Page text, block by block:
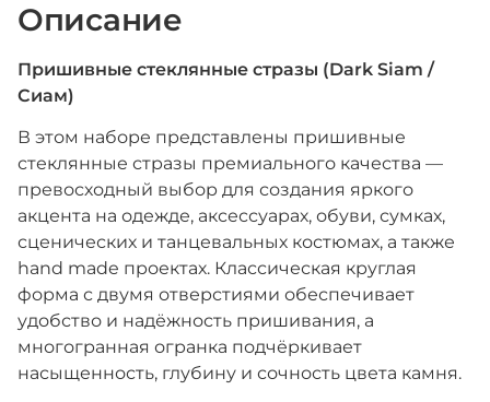
Описание
Пришивные стеклянные стразы (Dark Siam /
Сиам)
В этом наборе представлены пришивные
стеклянные стразы премиального качества —
превосходный выбор для создания яркого
акцента на одежде, аксессуарах, обуви, сумках,
сценических и танцевальных костюмах, а также
hand made проектах. Классическая круглая
форма с двумя отверстиями обеспечивает
удобство и надёжность пришивания, а
многогранная огранка подчёркивает
насыщенность, глубину и сочность цвета камня.